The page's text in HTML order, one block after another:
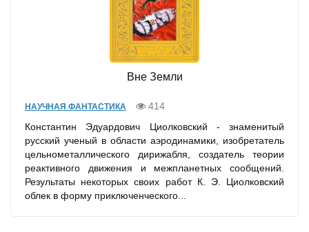
Вне Земли
НАУЧНАЯ ФАНТАСТИКА
414
Константин Эдуардович Циолковский - знаменитый
русский ученый в области аэродинамики, изобретатель
цельнометаллического дирижабля, создатель теории
реактивного движения и межпланетных сообщений.
Результаты некоторых своих работ К. Э. Циолковский
облек в форму приключенческого...